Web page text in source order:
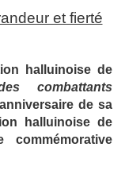
et fierté
halluinoise de
combattants
de sa
halluinoise de